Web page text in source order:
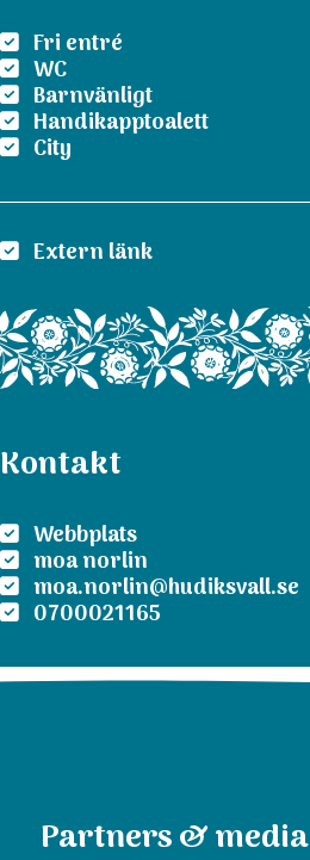
Fri entré
WC
Barnvänligt
Handikapptoalett
City
Extern länk
Kontakt
Webbplats
moa norlin
moa.norlin@hudiksvall.se
0700021165
Partners & media